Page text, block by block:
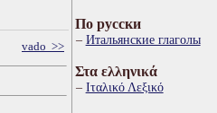
vado >>
По русски
Итальянские глаголы
Στα ελληνικά
Ιταλικό Λεξικό